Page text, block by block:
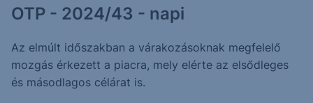
OTP - 2024/43 - napi
Az elmúlt időszakban a várakozásoknak megfelelő
mozgás érkezett a piacra, mely elérte az elsődleges
és másodlagos célárat is.